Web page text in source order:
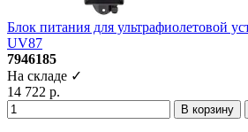
Блок питания для ультрафиолетовой
UV87
7946185
На складе ✓
14 722 р.
В корзину